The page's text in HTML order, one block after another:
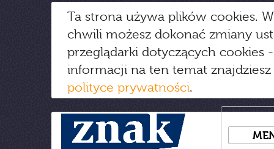
Ta strona używa plików cookies.
chwili możesz dokonać zmiany
przeglądarki dotyczących cookies
informacji na ten temat
polityce prywatności.